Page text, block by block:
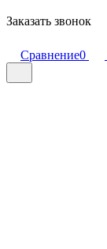
Заказать звонок
Сравнение0